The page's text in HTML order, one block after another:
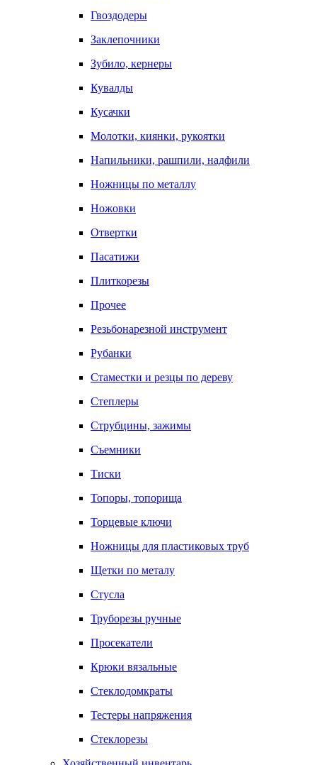
Гвоздодеры
Заклепочники
Зубило, кернеры
Кувалды
Кусачки
Молотки, киянки, рукоятки
Напильники, рашпили, надфили
Ножницы по металлу
Ножовки
Отвертки
Пасатижи
Плиткорезы
Прочее
Резьбонарезной инструмент
Рубанки
Стаместки и резцы по дереву
Степлеры
Струбцины, зажимы
Съемники
Тиски
Топоры, топорища
Торцевые ключи
Ножницы для пластиковых труб
Щетки по металу
Стусла
Труборезы ручные
Просекатели
Крюки вязальные
Стеклодомкраты
Тестеры напряжения
Стеклорезы